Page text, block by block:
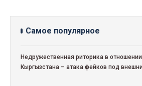
Самое популярное
Недружественная риторика в
Кыргызстана – атака фейков под